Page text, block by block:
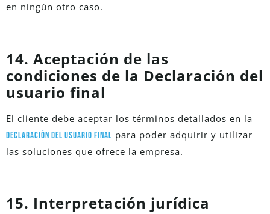
en ningún otro caso.
14. Aceptación de las
condiciones de la Declaración del
usuario final
El cliente debe aceptar los términos detallados en la
Declaración del usuario final para poder adquirir y utilizar
las soluciones que ofrece la empresa.
15. Interpretación jurídica